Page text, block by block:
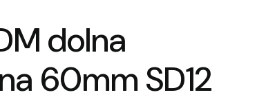
dolna
60mm SD12